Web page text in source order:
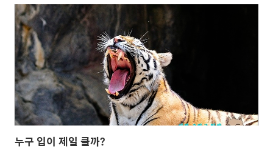
누구 입이 제일 클까?